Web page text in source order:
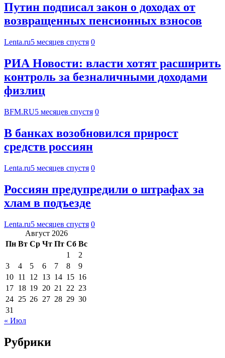
Путин подписал закон о доходах от
возвращенных пенсионных взносов
Lenta.ru5 месяцев спустя 0
РИА Новости: власти хотят расширить
контроль за безналичными доходами
физлиц
BFM.RU5 месяцев спустя 0
В банках возобновился прирост
средств россиян
Lenta.ru5 месяцев спустя 0
Россиян предупредили о штрафах за
хлам в подъезде
Lenta.ru5 месяцев спустя 0
Август 2026
Пн Вт Ср Чт Пт Сб Вс
1
2
3
4 5 6 7 8
9
10 11 12 13 14 15 16
17 18 19 20 21 22 23
24 25 26 27 28 29 30
31
« Июл
Рубрики